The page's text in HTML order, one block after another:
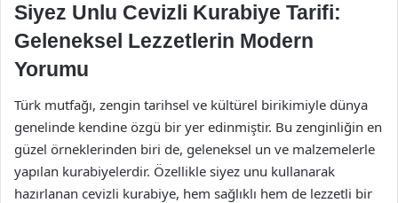
Siyez Unlu Cevizli Kurabiye Tarifi:
Geleneksel Lezzetlerin Modern
Yorumu
Türk mutfağı, zengin tarihsel ve kültürel birikimiyle dünya
genelinde kendine özgü bir yer edinmiştir. Bu zenginliğin en
güzel örneklerinden biri de, geleneksel un ve malzemelerle
yapılan kurabiyelerdir. Özellikle siyez unu kullanarak
hazırlanan cevizli kurabiye, hem sağlıklı hem de lezzetli bir